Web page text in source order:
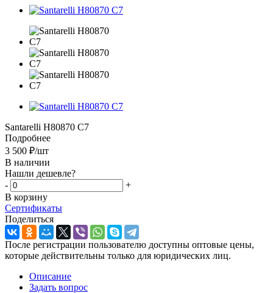
Santarelli H80870 C7
Подробнее
3 500 ₽/шт
В наличии
Нашли дешевле?
-
+
В корзину
Сертификаты
Поделиться
После регистрации пользователю доступны оптовые цены,
которые действительны только для юридических лиц.
Описание
Задать вопрос